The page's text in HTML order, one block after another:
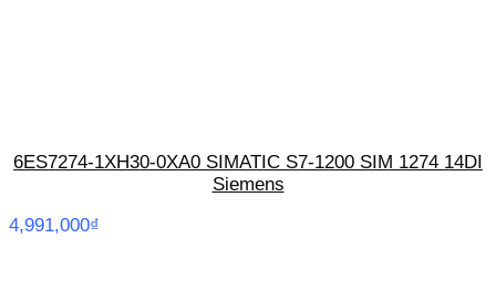
6ES7274-1XH30-0XA0 SIMATIC S7-1200 SIM 1274 14DI
Siemens
4,991,000₫